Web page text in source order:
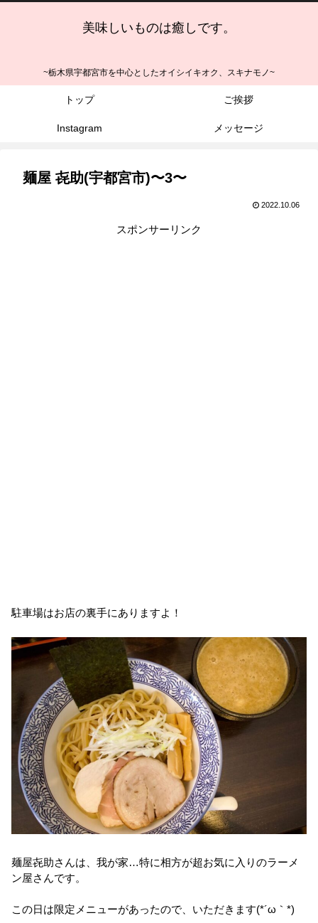
美味しいものは癒しです。
~栃木県宇都宮市を中心としたオイシイキオク、スキナモノ~
トップ ご挨拶
Instagram メッセージ
麺屋 㐂助(宇都宮市)〜3〜
2022.10.06
スポンサーリンク
駐車場はお店の裏手にありますよ！
麺屋㐂助さんは、我が家…特に相方が超お気に入りのラーメ
ン屋さんです。
この日は限定メニューがあったので、いただきます(*´ω｀*)